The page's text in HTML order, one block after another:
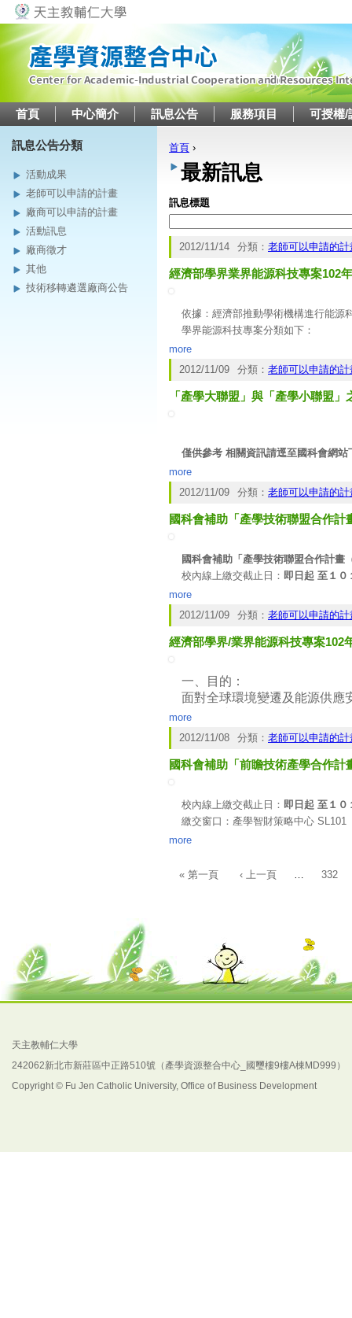
首頁 中心簡介 訊息公告 服務項目 可授權/
訊息公告分類
活動成果
老師可以申請的計畫
廠商可以申請的計畫
活動訊息
廠商徵才
其他
技術移轉遴選廠商公告
您在這裡
首頁 ›
最新訊息
訊息標題
2012/11/14 分類： 老師可以申請的計
經濟部學界業界能源科技專案102
依據：經濟部推動學術機構進行能源
學界能源科技專案分類如下：
(二)技術整合型：以產學
(一)創新先導型：計畫期
三、學界能源科技專案之申請
more
2012/11/09
分類： 老師可以申請的計
「產學大聯盟」與「產學小聯盟」
僅供參考 相關資訊請逕至國科會網
more
2012/11/09
分類： 老師可以申請的計
國科會補助「產學技術聯盟合作
國科會補助「產學技術聯盟合作計畫
校內線上繳交截止日： 即日起 至１０
繳交窗口：產學智財策略中心
洽詢電話：分機3188
二、 「產學技術聯盟合作計
／１７下午１６時前，送至
more
2012/11/09
分類： 老師可以申請的計
經濟部學界/業界能源科技專案102
一、目的：
面對全球環境變遷及能源供應
展，已成為各國政府施政重要
經濟部於101年10月31日公告「經濟
界與業界從事技術創新及應用研究，
源科技研發之大專院校及業界先進，
二、主辦單位：經濟部能源局
四、日 期：101年11月27日（星
(台北市忠孝東路3段1號-第六教學大
more
2012/11/08
分類： 老師可以申請的計
國科會補助「前瞻技術產學合作
校內線上繳交截止日： 即日起 至１０
繳交窗口：產學智財策略中心
洽詢電話：分機3188
二、 「前瞻性」產學合作計畫校內
more
頁面
« 第一頁 ‹ 上一頁 332
天主教輔仁大學
242062新北市新莊區中正路510號（產學資源整合中心_國璽樓9樓A棟MD999）
Copyright © Fu Jen Catholic University, Office of Business Development